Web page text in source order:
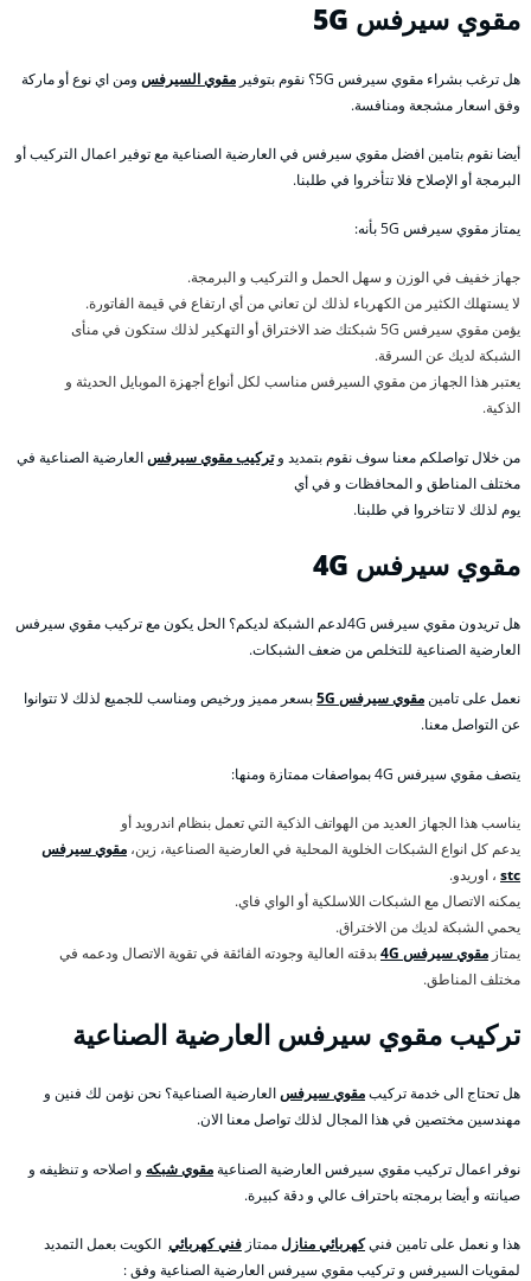
مقوي سيرفس 5 G
هل ترغب بشراء مقوي سيرفس 5G؟ نقوم بتوفير مقوي السيرفس ومن اي نوع أو ماركة
وفق اسعار مشجعة ومنافسة.
أيضا نقوم بتامين افضل مقوي سيرفس في العارضية الصناعية مع توفير اعمال التركيب أو
البرمجة أو الإصلاح فلا تتأخروا في طلبنا.
يمتاز مقوي سيرفس 5G بأنه:
جهاز خفيف في الوزن و سهل الحمل و التركيب و البرمجة.
لا يستهلك الكثير من الكهرباء لذلك لن تعاني من أي ارتفاع في قيمة الفاتورة.
يؤمن مقوي سيرفس 5G شبكتك ضد الاختراق أو التهكير لذلك ستكون في منأى
الشبكة لديك عن السرقة.
يعتبر هذا الجهاز من مقوي السيرفس مناسب لكل أنواع أجهزة الموبايل الحديثة و
الذكية.
من خلال تواصلكم معنا سوف نقوم بتمديد وتركيب مقوي سيرفسالعارضية الصناعية في
مختلف المناطق و المحافظات و في أي
يوم لذلك لا تتاخروا في طلبنا.
مقوي سيرفس 4 G
هل تريدون مقوي سيرفس 4Gلدعم الشبكة لديكم؟ الحل يكون مع تركيب مقوي سيرفس
العارضية الصناعية للتخلص من ضعف الشبكات.
نعمل على تامينمقوي سيرفس 5G
بسعر مميز ورخيص ومناسب للجميع لذلك لا تتوانوا
عن التواصل معنا.
يتصف مقوي سيرفس 4G بمواصفات ممتازة ومنها:
يناسب هذا الجهاز العديد من الهواتف الذكية التي تعمل بنظام اندرويد أو
يدعم كل انواع الشبكات الخلوية المحلية في العارضية الصناعية، زين، مقوي سيرفس
stc ، اوريدو.
يمكنه الاتصال مع الشبكات اللاسلكية أو الواي فاي.
يحمي الشبكة لديك من الاختراق.
يمتاز مقوي سيرفس 4G
بدقته العالية وجودته الفائقة في تقوية الاتصال ودعمه في
مختلف المناطق.
تركيب مقوي سيرفس العارضية الصناعية
هل تحتاج الى خدمة تركيبمقوي سيرفسالعارضية الصناعية؟ نحن نؤمن لك فنين و
مهندسين مختصين في هذا المجال لذلك تواصل معنا الان.
نوفر اعمال تركيب مقوي سيرفس العارضية الصناعيةمقوي شبكه و اصلاحه و تنظيفه و
صيانته و أيضا برمجته باحتراف عالي و دقة كبيرة.
هذا و نعمل على تامين فنيكهربائي منازلممتاز فني كهربائي الكويت بعمل التمديد
لمقويات السيرفس و تركيب مقوي سيرفس العارضية الصناعية وفق :